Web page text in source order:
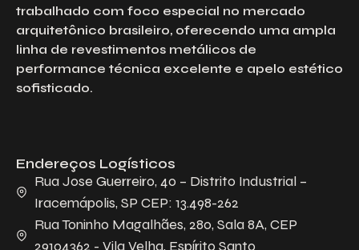
trabalhado com foco especial no mercado
arquitetônico brasileiro, oferecendo uma ampla
linha de revestimentos metálicos de
performance técnica excelente e apelo estético
sofisticado.
Endereços Logísticos
Rua Jose Guerreiro, 40 – Distrito Industrial –
Iracemápolis, SP CEP: 13.498-262
Rua Toninho Magalhães, 280, Sala 8A, CEP
29104362 - Vila Velha, Espírito Santo